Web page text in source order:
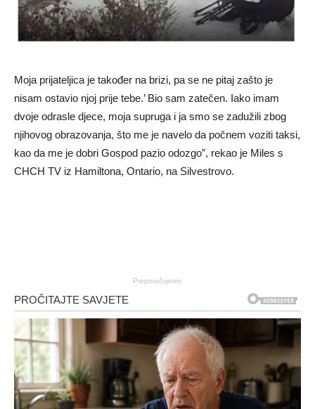
Moja prijateljica je također na brizi, pa se ne pitaj zašto je
nisam ostavio njoj prije tebe.’ Bio sam zatečen. Iako imam
dvoje odrasle djece, moja supruga i ja smo se zadužili zbog
njihovog obrazovanja, što me je navelo da počnem voziti taksi,
kao da me je dobri Gospod pazio odozgo”, rekao je Miles s
CHCH TV iz Hamiltona, Ontario, na Silvestrovo.
Preporučujemo